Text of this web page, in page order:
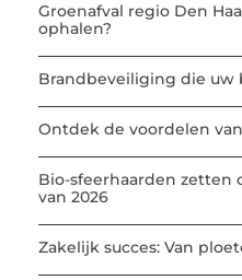
Groenafval regio Den
ophalen?
Brandbeveiliging die
Ontdek de voordelen
Bio-sfeerhaarden
van 2026
Zakelijk succes: Van